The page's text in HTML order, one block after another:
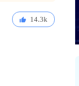
14.3k